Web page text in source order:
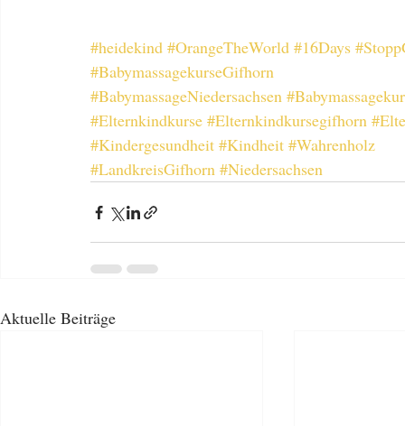
#heidekind #OrangeTheWorld #16Days
#BabymassagekurseGifhorn
#BabymassageNiedersachsen
#Elternkindkurse #Elternkindkursegifhorn
#Kindergesundheit #Kindheit #Wahrenholz
#LandkreisGifhorn #Niedersachsen
Aktuelle Beiträge